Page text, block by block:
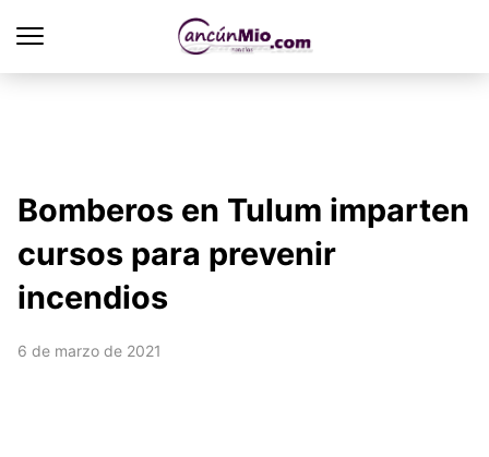
Bomberos en Tulum imparten
cursos para prevenir
incendios
6 de marzo de 2021